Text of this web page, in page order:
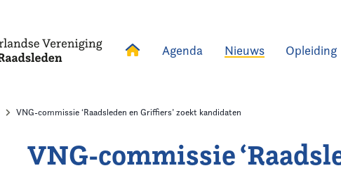
Agenda Nieuws Opleiding
VNG-commissie ‘Raadsleden en Griffiers’ zoekt kandidaten
VNG-commissie